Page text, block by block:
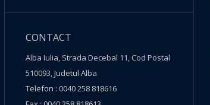
CONTACT
Alba Iulia, Strada Decebal 11, Cod Postal
510093, Judetul Alba
Telefon : 0040 258 818616